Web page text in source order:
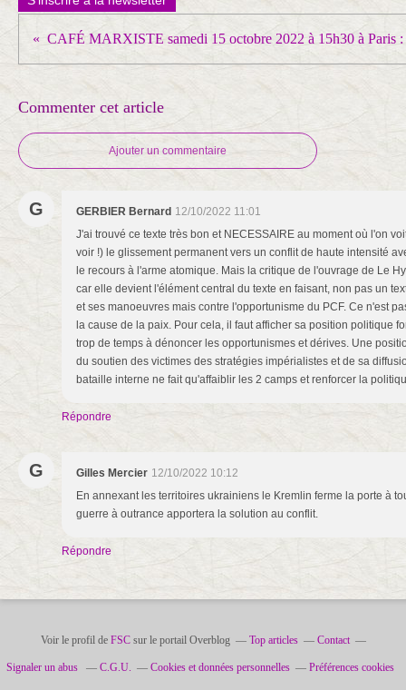
Commenter cet article
Ajouter un commentaire
G GERBIER Bernard 12/10/2022 11:01
J'ai trouvé ce texte très bon et NECESSAIRE au moment où l'on
voir !) le glissement permanent vers un conflit de haute intensité
le recours à l'arme atomique. Mais la critique de l'ouvrage de Le
car elle devient l'élément central du texte en faisant, non pas un
et ses manoeuvres mais contre l'opportunisme du PCF. Ce n'est
la cause de la paix. Pour cela, il faut afficher sa position politique
trop de temps à dénoncer les opportunismes et dérives. Une
du soutien des victimes des stratégies impérialistes et de sa
bataille interne ne fait qu'affaiblir les 2 camps et renforcer la
Répondre
G Gilles Mercier 12/10/2022 10:12
En annexant les territoires ukrainiens le Kremlin ferme la porte à
guerre à outrance apportera la solution au conflit.
Répondre
Voir le profil de FSCsur le portail Overblog Top articles Contact
Signaler un abus C.G.U. Cookies et données personnelles Préférences cookies